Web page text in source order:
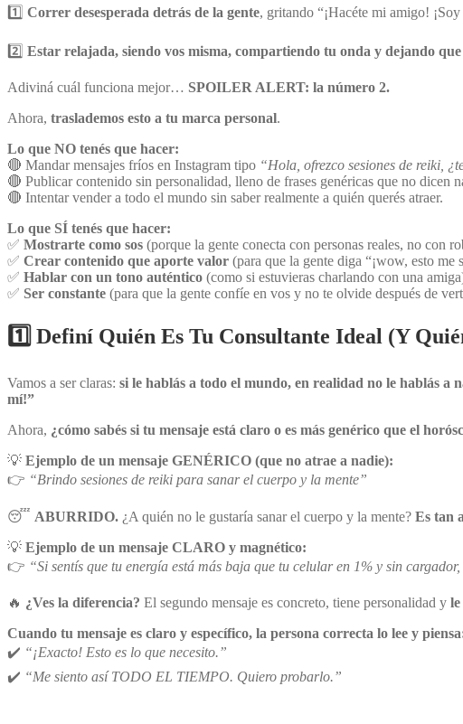
1️⃣ Correr desesperada detrás de la gente, gritando “¡Hacéte mi amigo!
2️⃣ Estar relajada, siendo vos misma, compartiendo tu onda y dejando
Adiviná cuál funciona mejor… SPOILER ALERT: la número 2.
Ahora, traslademos esto a tu marca personal.
Lo que NO tenés que hacer:
🔴 Mandar mensajes fríos en Instagram tipo “Hola, ofrezco sesiones de reiki,
🔴 Publicar contenido sin personalidad, lleno de frases genéricas que no dicen
🔴 Intentar vender a todo el mundo sin saber realmente a quién querés atraer.
Lo que SÍ tenés que hacer:
✅ Mostrarte como sos (porque la gente conecta con personas reales, no con
✅ Crear contenido que aporte valor (para que la gente diga “¡wow, esto me
✅ Hablar con un tono auténtico (como si estuvieras charlando con una
✅ Ser constante (para que la gente confíe en vos y no te olvide después de
1️ ⃣ Definí Quién Es Tu Consultante Ideal (Y
Vamos a ser claras: si le hablás a todo el mundo, en realidad no le hablás a
mí!”
Ahora, ¿cómo sabés si tu mensaje está claro o es más genérico que el
💡 Ejemplo de un mensaje GENÉRICO (que no atrae a nadie):
👉 “Brindo sesiones de reiki para sanar el cuerpo y la mente”
😴 ABURRIDO. ¿A quién no le gustaría sanar el cuerpo y la mente? Es tan
💡 Ejemplo de un mensaje CLARO y magnético:
👉 “Si sentís que tu energía está más baja que tu celular en 1% y sin
🔥 ¿Ves la diferencia? El segundo mensaje es concreto, tiene personalidad y
Cuando tu mensaje es claro y específico, la persona correcta lo lee y
✔️ “¡Exacto! Esto es lo que necesito.”
✔️ “Me siento así TODO EL TIEMPO. Quiero probarlo.”